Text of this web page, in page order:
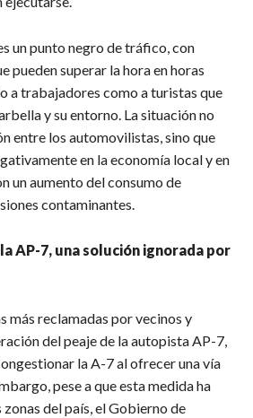
un punto negro de tráfico, con
pueden superar la hora en horas
a trabajadores como a turistas que
y su entorno. La situación no
entre los automovilistas, sino que
en la economía local y en
un aumento del consumo de
contaminantes.
AP-7, una solución ignorada por
más reclamadas por vecinos y
del peaje de la autopista AP-7,
la A-7 al ofrecer una vía
pese a que esta medida ha
del país, el Gobierno de